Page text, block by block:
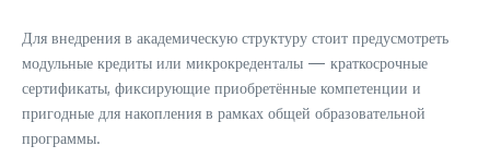
Для внедрения в академическую структуру стоит предусмотреть
модульные кредиты или микрокреденталы — краткосрочные
сертификаты, фиксирующие приобретённые компетенции и
пригодные для накопления в рамках общей образовательной
программы.